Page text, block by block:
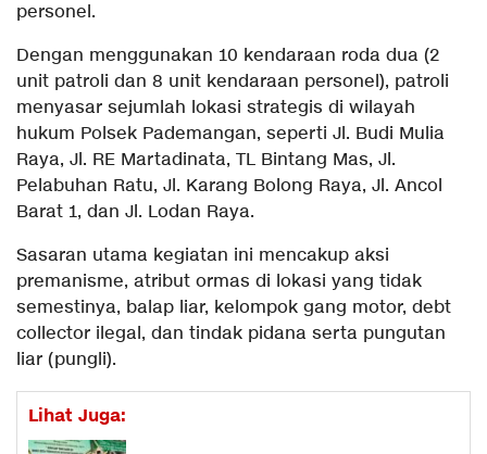
personel.
Dengan menggunakan 10 kendaraan roda dua (2
unit patroli dan 8 unit kendaraan personel), patroli
menyasar sejumlah lokasi strategis di wilayah
hukum Polsek Pademangan, seperti Jl. Budi Mulia
Raya, Jl. RE Martadinata, TL Bintang Mas, Jl.
Pelabuhan Ratu, Jl. Karang Bolong Raya, Jl. Ancol
Barat 1, dan Jl. Lodan Raya.
Sasaran utama kegiatan ini mencakup aksi
premanisme, atribut ormas di lokasi yang tidak
semestinya, balap liar, kelompok gang motor, debt
collector ilegal, dan tindak pidana serta pungutan
liar (pungli).
Lihat Juga: